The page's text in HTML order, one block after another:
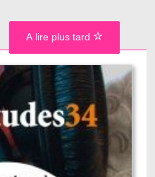
A lire plus tard